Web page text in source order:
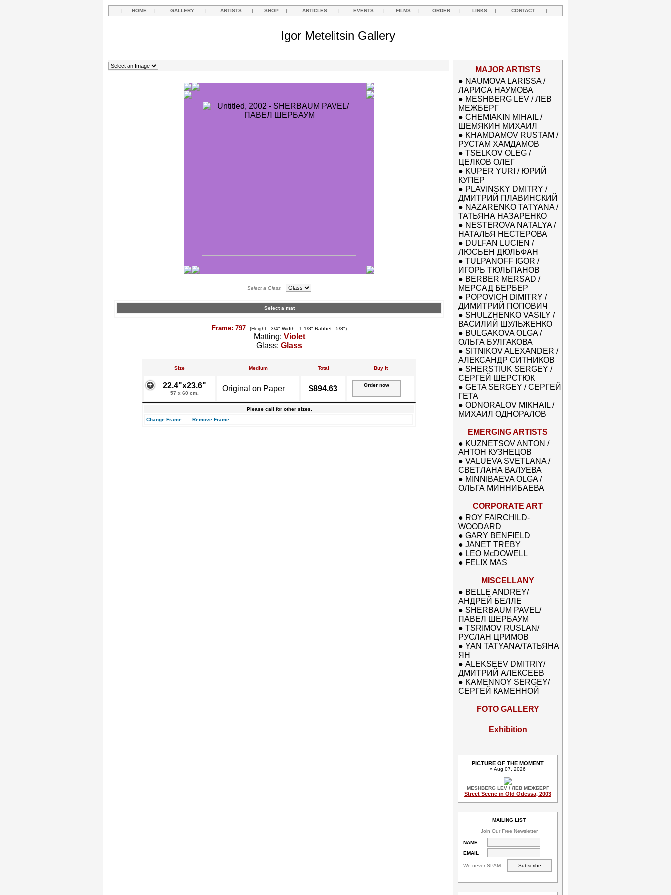
| HOME | GALLERY | ARTISTS | SHOP | ARTICLES | EVENTS | FILMS | ORDER | LINKS | CONTACT |
Igor Metelitsin Gallery
Select a Glass
Select a mat
Frame: 797 (Height= 3/4" Width= 1 1/8" Rabbet= 5/8")
Matting: Violet
Glass: Glass
Size Medium Total Buy It
22.4"x23.6"
57 x 60 cm.
Original on Paper $894.63 Order now
Please call for other sizes.
Change Frame
Remove Frame
MAJOR ARTISTS
● NAUMOVA LARISSA /
ЛАРИСА НАУМОВА
● MESHBERG LEV / ЛЕВ
МЕЖБЕРГ
● CHEMIAKIN MIHAIL /
ШЕМЯКИН МИХАИЛ
● KHAMDAMOV RUSTAM /
РУСТАМ ХАМДАМОВ
● TSELKOV OLEG /
ЦЕЛКОВ ОЛЕГ
● KUPER YURI / ЮРИЙ
КУПЕР
● PLAVINSKY DMITRY /
ДМИТРИЙ ПЛАВИНСКИЙ
● NAZARENKO TATYANA /
ТАТЬЯНА НАЗАРЕНКО
● NESTEROVA NATALYA /
НАТАЛЬЯ НЕСТЕРОВА
● DULFAN LUCIEN /
ЛЮСЬЕН ДЮЛЬФАН
● TULPANOFF IGOR /
ИГОРЬ ТЮЛЬПАНОВ
● BERBER MERSAD /
МЕРСАД БЕРБЕР
● POPOVICH DIMITRY /
ДИМИТРИЙ ПОПОВИЧ
● SHULZHENKO VASILY /
ВАСИЛИЙ ШУЛЬЖЕНКО
● BULGAKOVA OLGA /
ОЛЬГА БУЛГАКОВА
● SITNIKOV ALEXANDER /
АЛЕКСАНДР СИТНИКОВ
● SHERSTIUK SERGEY /
СЕРГЕЙ ШЕРСТЮК
● GETA SERGEY / СЕРГЕЙ
ГЕТА
● ODNORALOV MIKHAIL /
МИХАИЛ ОДНОРАЛОВ
EMERGING ARTISTS
● KUZNETSOV ANTON /
АНТОН КУЗНЕЦОВ
● VALUEVA SVETLANA /
СВЕТЛАНА ВАЛУЕВА
● MINNIBAEVA OLGA /
ОЛЬГА МИННИБАЕВА
CORPORATE ART
● ROY FAIRCHILD-
WOODARD
● GARY BENFIELD
● JANET TREBY
● LEO McDOWELL
● FELIX MAS
MISCELLANY
● BELLE ANDREY/
АНДРЕЙ БЕЛЛЕ
● SHERBAUM PAVEL/
ПАВЕЛ ШЕРБАУМ
● TSRIMOV RUSLAN/
РУСЛАН ЦРИМОВ
● YAN TATYANA/ТАТЬЯНА
ЯН
● ALEKSEEV DMITRIY/
ДМИТРИЙ АЛЕКСЕЕВ
● KAMENNOY SERGEY/
СЕРГЕЙ КАМЕННОЙ
FOTO GALLERY
Exhibition
PICTURE OF THE MOMENT
» Aug 07, 2026
MESHBERG LEV / ЛЕВ МЕЖБЕРГ
Street Scene in Old Odessa, 2003
MAILING LIST
Join Our Free Newsletter
NAME
EMAIL
We never SPAM